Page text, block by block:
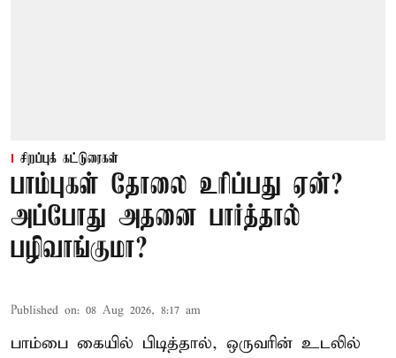
சிறப்புக் கட்டுரைகள்
பாம்புகள் தோலை உரிப்பது ஏன்?
அப்போது அதனை பார்த்தால்
பழிவாங்குமா?
Published on: 08 Aug 2026, 8:17 am
பாம்பை கையில் பிடித்தால், ஒருவரின் உடலில்